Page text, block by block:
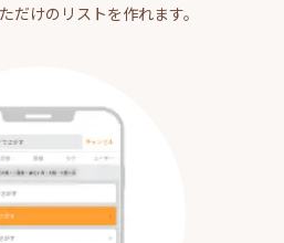
だけのリストを作れます。